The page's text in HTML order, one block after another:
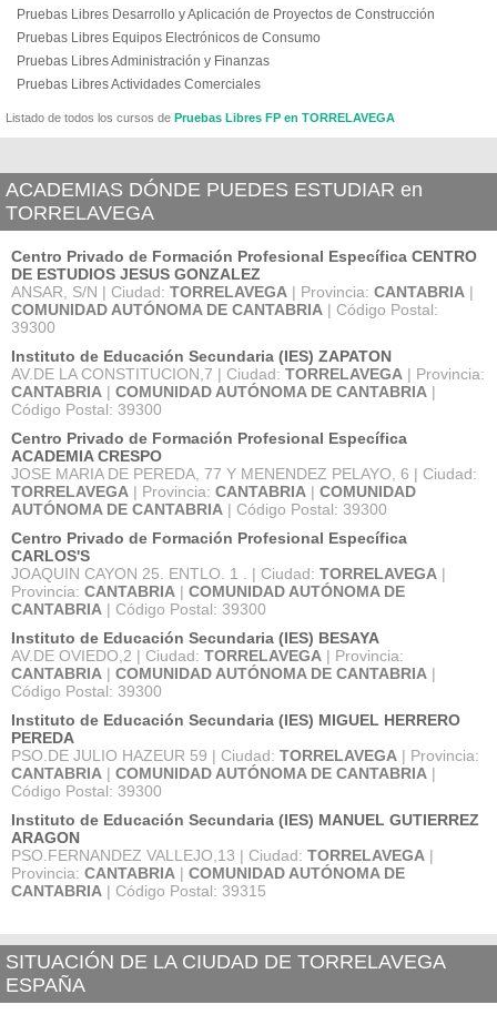
Pruebas Libres Desarrollo y Aplicación de Proyectos de Construcción
Pruebas Libres Equipos Electrónicos de Consumo
Pruebas Libres Administración y Finanzas
Pruebas Libres Actividades Comerciales
Listado de todos los cursos de Pruebas Libres FP en TORRELAVEGA
ACADEMIAS DÓNDE PUEDES ESTUDIAR en
TORRELAVEGA
Centro Privado de Formación Profesional Específica CENTRO
DE ESTUDIOS JESUS GONZALEZ
ANSAR, S/N | Ciudad: TORRELAVEGA | Provincia: CANTABRIA |
COMUNIDAD AUTÓNOMA DE CANTABRIA | Código Postal:
39300
Instituto de Educación Secundaria (IES) ZAPATON
AV.DE LA CONSTITUCION,7 | Ciudad: TORRELAVEGA | Provincia:
CANTABRIA | COMUNIDAD AUTÓNOMA DE CANTABRIA |
Código Postal: 39300
Centro Privado de Formación Profesional Específica
ACADEMIA CRESPO
JOSE MARIA DE PEREDA, 77 Y MENENDEZ PELAYO, 6 | Ciudad:
TORRELAVEGA | Provincia: CANTABRIA | COMUNIDAD
AUTÓNOMA DE CANTABRIA | Código Postal: 39300
Centro Privado de Formación Profesional Específica
CARLOS'S
JOAQUIN CAYON 25. ENTLO. 1 . | Ciudad: TORRELAVEGA |
Provincia: CANTABRIA | COMUNIDAD AUTÓNOMA DE
CANTABRIA | Código Postal: 39300
Instituto de Educación Secundaria (IES) BESAYA
AV.DE OVIEDO,2 | Ciudad: TORRELAVEGA | Provincia:
CANTABRIA | COMUNIDAD AUTÓNOMA DE CANTABRIA |
Código Postal: 39300
Instituto de Educación Secundaria (IES) MIGUEL HERRERO
PEREDA
PSO.DE JULIO HAZEUR 59 | Ciudad: TORRELAVEGA | Provincia:
CANTABRIA | COMUNIDAD AUTÓNOMA DE CANTABRIA |
Código Postal: 39300
Instituto de Educación Secundaria (IES) MANUEL GUTIERREZ
ARAGON
PSO.FERNANDEZ VALLEJO,13 | Ciudad: TORRELAVEGA |
Provincia: CANTABRIA | COMUNIDAD AUTÓNOMA DE
CANTABRIA | Código Postal: 39315
SITUACIÓN DE LA CIUDAD DE TORRELAVEGA
ESPAÑA